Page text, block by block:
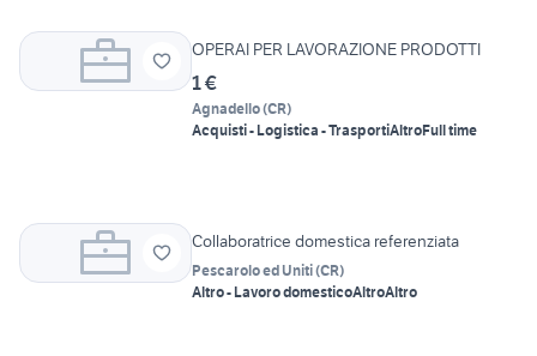
OPERAI PER LAVORAZIONE PRODOTTI
1 €
Agnadello(CR)
Acquisti - Logistica - TrasportiAltroFull time
Collaboratrice domestica referenziata
Pescarolo ed Uniti(CR)
Altro - Lavoro domesticoAltroAltro